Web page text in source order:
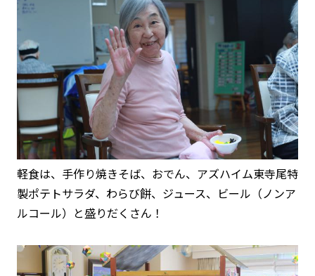
軽食は、手作り焼きそば、おでん、アズハイム東寺尾特
製ポテトサラダ、わらび餅、ジュース、ビール（ノンア
ルコール）と盛りだくさん！